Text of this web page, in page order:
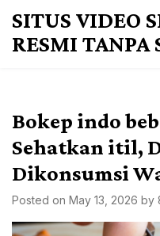
content
SITUS VIDEO
RESMI TANPA
Bokep indo
Sehatkan itil,
Dikonsumsi
Posted on May 13, 2026 by